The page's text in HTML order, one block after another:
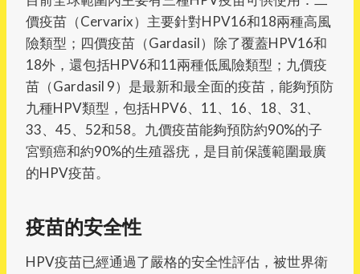
價疫苗（Cervarix）主要針對HPV16和18兩種高風
險類型；四價疫苗（Gardasil）除了覆蓋HPV16和
18外，還包括HPV6和11兩種低風險類型；九價疫
苗（Gardasil 9）是最新和最全面的疫苗，能夠預防
九種HPV類型，包括HPV6、11、16、18、31、
33、45、52和58。九價疫苗能夠預防約90%的子
宮頸癌和約90%的生殖器疣，是目前保護範圍最廣
的HPV疫苗。
疫苗的安全性
HPV疫苗已經通過了嚴格的安全性評估，被世界衛